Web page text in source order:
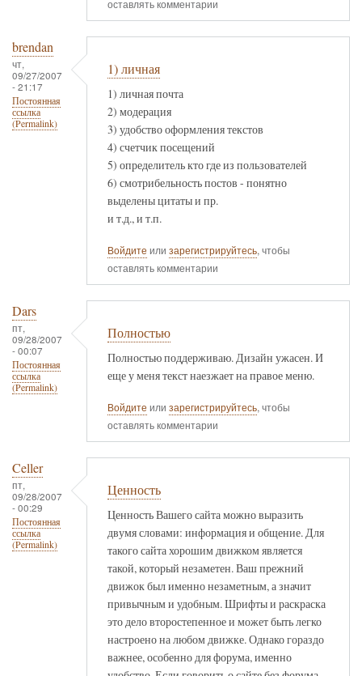
оставлять комментарии
brendan
чт,
09/27/2007
- 21:17
Постоянная
ссылка
(Permalink)
1) личная
1) личная почта
2) модерация
3) удобство оформления текстов
4) счетчик посещений
5) определитель кто где из пользователей
6) смотрибельность постов - понятно
выделены цитаты и пр.
и т.д., и т.п.
Войдите или зарегистрируйтесь, чтобы
оставлять комментарии
Dars
пт,
09/28/2007
- 00:07
Постоянная
ссылка
(Permalink)
Полностью
Полностью поддерживаю. Дизайн ужасен. И
еще у меня текст наезжает на правое меню.
Войдите или зарегистрируйтесь, чтобы
оставлять комментарии
Celler
пт,
09/28/2007
- 00:29
Постоянная
ссылка
(Permalink)
Ценность
Ценность Вашего сайта можно выразить
двумя словами: информация и общение. Для
такого сайта хорошим движком является
такой, который незаметен. Ваш прежний
движок был именно незаметным, а значит
привычным и удобным. Шрифты и раскраска
это дело второстепенное и может быть легко
настроено на любом движке. Однако гораздо
важнее, особенно для форума, именно